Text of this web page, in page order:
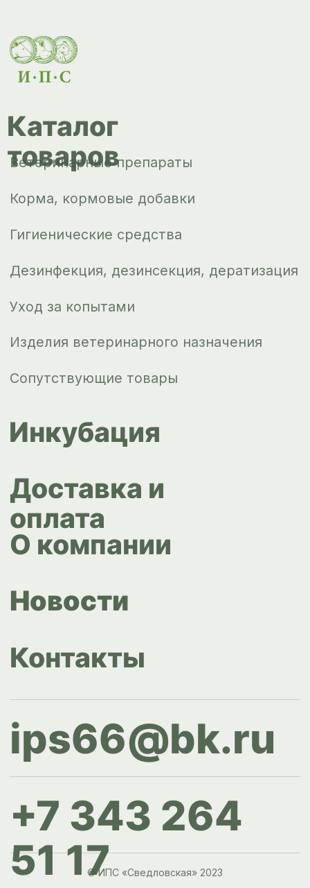
ips66@bk.ru
+7 343 264
51 17
Инкубация
Доставка и
О компании
Контакты
Изделия ветеринарного назначения
Сопутствующие товары
© ИПС «Сведловская» 2023
Политика конфиденциальности
Новости